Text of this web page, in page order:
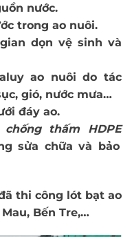
nước.
trong ao nuôi.
dọn vệ sinh và
ao nuôi do tác
gió, nước mưa…
đáy ao.
chống thấm HDPE
sửa chữa và bảo
thi công lót bạt ao
Bến Tre,…